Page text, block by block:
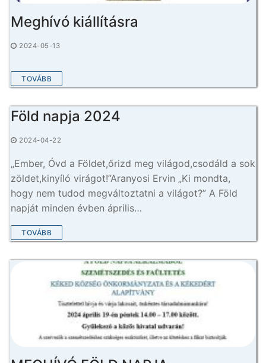
Meghívó kiállításra
2024-05-13
TOVÁBB
Föld napja 2024
2024-04-22
„Ember, Óvd a Földet,őrizd meg világod,csodáld a sok
zöldet,kinyíló virágot!”Aranyosi Ervin „Ki mondta,
hogy nem tudod megváltoztatni a világot?” A Föld
napját minden évben április…
TOVÁBB